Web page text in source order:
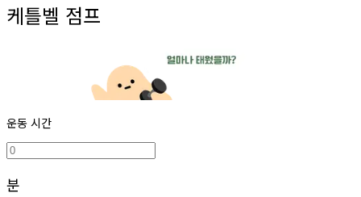
케틀벨 점프
운동 시간
분